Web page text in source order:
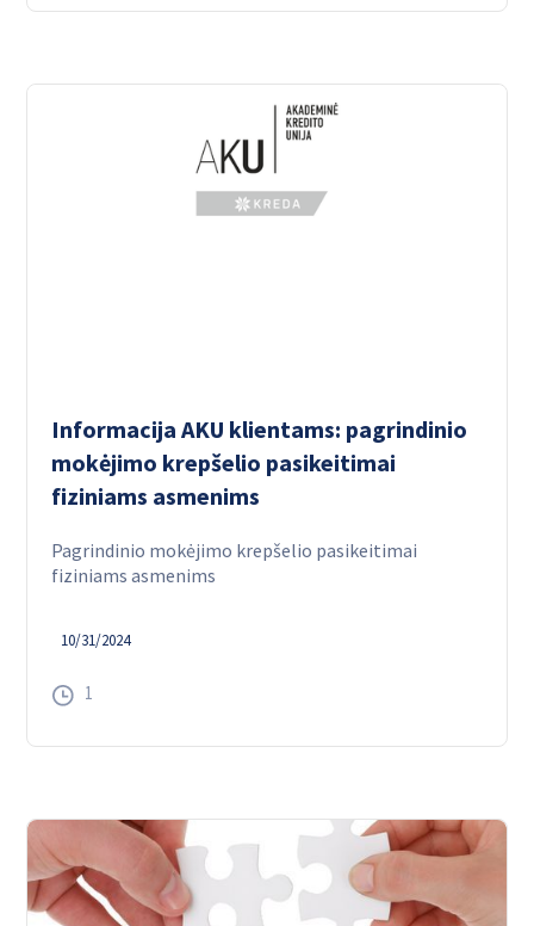
Informacija AKU klientams: pagrindinio
mokėjimo krepšelio pasikeitimai
fiziniams asmenims
Pagrindinio mokėjimo krepšelio pasikeitimai
fiziniams asmenims
10/31/2024
1